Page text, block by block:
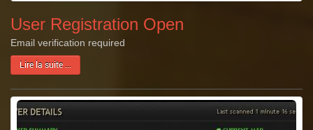
User Registration Open
Email verification required
Lire la suite ...